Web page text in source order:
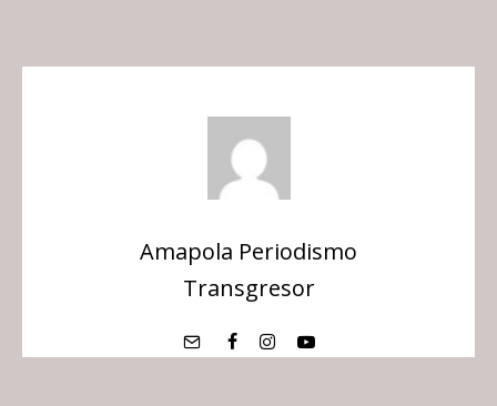
Amapola Periodismo
Transgresor